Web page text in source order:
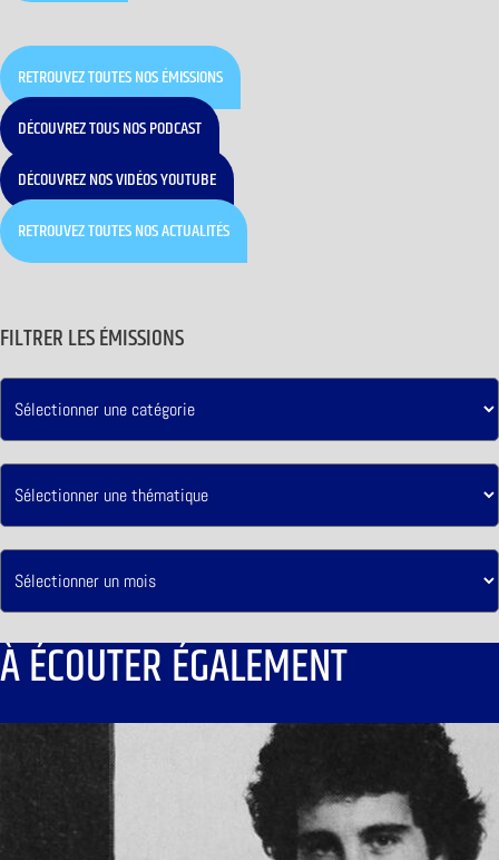
RETROUVEZ TOUTES NOS ÉMISSIONS
DÉCOUVREZ TOUS NOS PODCAST
DÉCOUVREZ NOS VIDÉOS YOUTUBE
RETROUVEZ TOUTES NOS ACTUALITÉS
FILTRER LES ÉMISSIONS
À ÉCOUTER ÉGALEMENT